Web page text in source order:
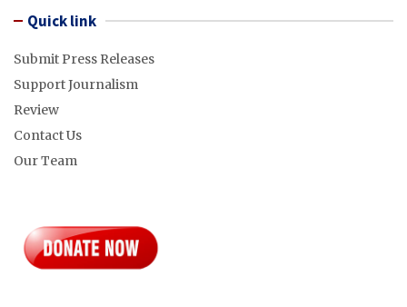
Quick link
Submit Press Releases
Support Journalism
Review
Contact Us
Our Team